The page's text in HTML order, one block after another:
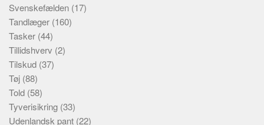
Svenskefælden (17)
Tandlæger (160)
Tasker (44)
Tillidshverv (2)
Tilskud (37)
Tøj (88)
Told (58)
Tyverisikring (33)
Udenlandsk pant (22)